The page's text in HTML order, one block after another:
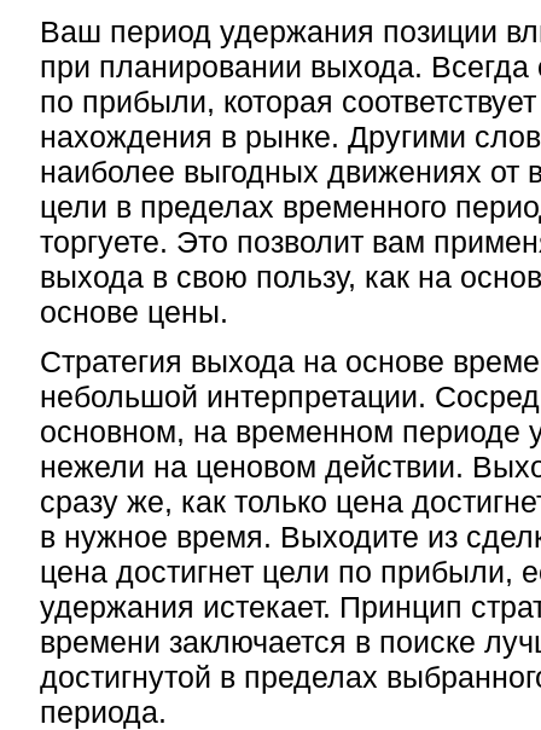
Ваш период удержания позиции
при планировании выхода. Всегда
по прибыли, которая
нахождения в рынке. Другими
наиболее выгодных движениях от
цели в пределах временного
торгуете. Это позволит вам
выхода в свою пользу, как на
основе цены.
Стратегия выхода на основе
небольшой интерпретации.
основном, на временном периоде
нежели на ценовом действии.
сразу же, как только цена
в нужное время. Выходите из
цена достигнет цели по прибыли,
удержания истекает. Принцип
времени заключается в поиске
достигнутой в пределах
периода.